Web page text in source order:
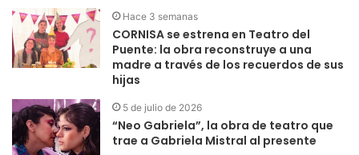
Hace 3 semanas
CORNISA se estrena en Teatro del
Puente: la obra reconstruye a una
madre a través de los recuerdos de sus
hijas
5 de julio de 2026
“Neo Gabriela”, la obra de teatro que
trae a Gabriela Mistral al presente